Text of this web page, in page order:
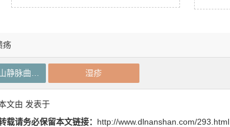
疡
湿疹
文由 发表于
载请务必保留本文链接： http://www.dlnanshan.com/293.html